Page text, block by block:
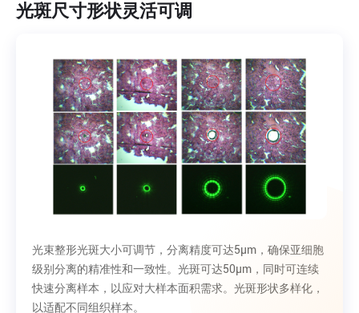
光斑尺寸形状灵活可调
光束整形光斑大小可调节，分离精度可达5μm，确保亚细胞
级别分离的精准性和一致性。光斑可达50μm，同时可连续
快速分离样本，以应对大样本面积需求。光斑形状多样化，
以适配不同组织样本。